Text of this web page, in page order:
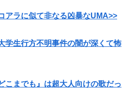
アラに似て非なる凶暴なUMA>>
学生行方不明事件の闇が深くて怖
こまでも』は超大人向けの歌だっ